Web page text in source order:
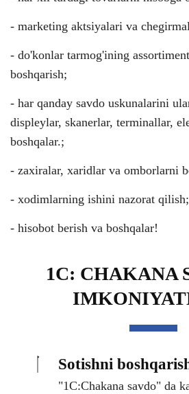
- marketing aktsiyalari va
- do'konlar tarmog'ining
boshqarish;
- har qanday savdo uskunalarini
displeylar, skanerlar, terminallar,
boshqalar.;
- zaxiralar, xaridlar va omborlarni
- xodimlarning ishini nazorat qilish;
- hisobot berish va boshqalar!
1C: CHAKANA
Sotishni
"1C:Chakana savdo" da